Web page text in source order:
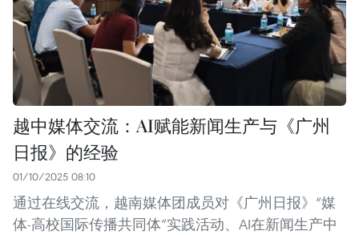
越中媒体交流：AI赋能新闻生产与《广州
日报》的经验
01/10/2025 08:10
通过在线交流，越南媒体团成员对《广州日报》“媒
体-高校国际传播共同体”实践活动、AI在新闻生产中